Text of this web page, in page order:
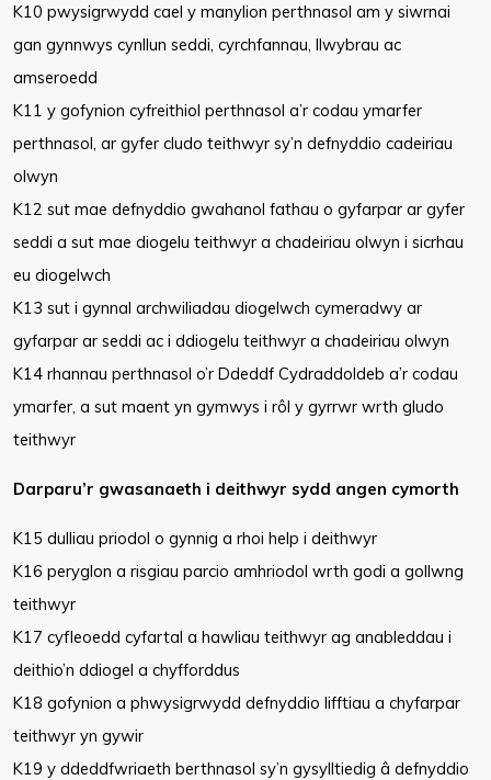
K10 pwysigrwydd cael y manylion perthnasol am y siwrnai
gan gynnwys cynllun seddi, cyrchfannau, llwybrau ac
amseroedd
K11 y gofynion cyfreithiol perthnasol a’r codau ymarfer
perthnasol, ar gyfer cludo teithwyr sy’n defnyddio cadeiriau
olwyn
K12 sut mae defnyddio gwahanol fathau o gyfarpar ar gyfer
seddi a sut mae diogelu teithwyr a chadeiriau olwyn i sicrhau
eu diogelwch
K13 sut i gynnal archwiliadau diogelwch cymeradwy ar
gyfarpar ar seddi ac i ddiogelu teithwyr a chadeiriau olwyn
K14 rhannau perthnasol o’r Ddeddf Cydraddoldeb a’r codau
ymarfer, a sut maent yn gymwys i rôl y gyrrwr wrth gludo
teithwyr
Darparu’r gwasanaeth i deithwyr sydd angen cymorth
K15 dulliau priodol o gynnig a rhoi help i deithwyr
K16 peryglon a risgiau parcio amhriodol wrth godi a gollwng
teithwyr
K17 cyfleoedd cyfartal a hawliau teithwyr ag anableddau i
deithio’n ddiogel a chyfforddus
K18 gofynion a phwysigrwydd defnyddio lifftiau a chyfarpar
teithwyr yn gywir
K19 y ddeddfwriaeth berthnasol sy’n gysylltiedig â defnyddio